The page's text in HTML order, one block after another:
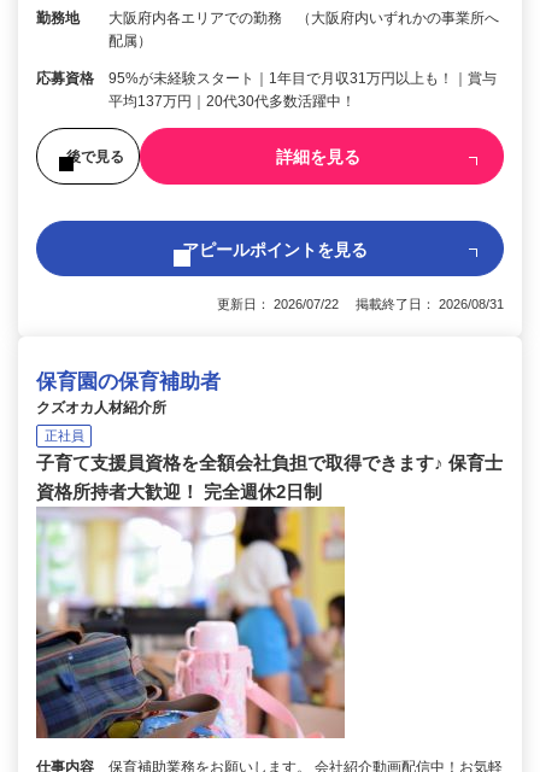
勤務地
大阪府内各エリアでの勤務 （大阪府内いずれかの事業所へ
配属）
応募資格
95%が未経験スタート｜1年目で月収31万円以上も！｜賞与
平均137万円｜20代30代多数活躍中！
後で見る 詳細を見る
アピールポイントを見る
更新日： 2026/07/22 掲載終了日： 2026/08/31
保育園の保育補助者
クズオカ人材紹介所
正社員
子育て支援員資格を全額会社負担で取得できます♪ 保育士
資格所持者大歓迎！ 完全週休2日制
仕事内容 保育補助業務をお願いします。 会社紹介動画配信中！お気軽